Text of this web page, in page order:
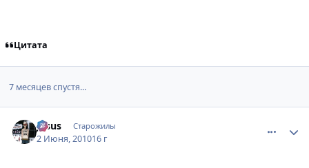
Цитата
7 месяцев спустя...
Jesus Старожилы
2 Июня, 201016 г